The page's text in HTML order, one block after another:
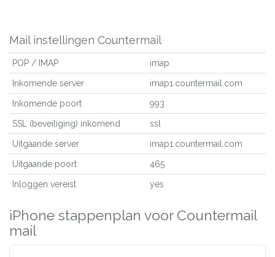
Mail instellingen Countermail
POP / IMAP imap
Inkomende server imap1.countermail.com
Inkomende poort 993
SSL (beveiliging) inkomend ssl
Uitgaande server imap1.countermail.com
Uitgaande poort 465
Inloggen vereist yes
iPhone stappenplan voor Countermail
mail